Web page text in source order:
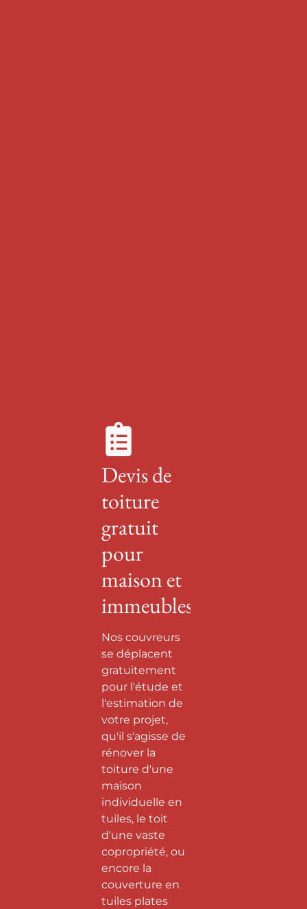
Devis de
toiture
gratuit
pour
maison et
immeubles
Nos couvreurs
se déplacent
gratuitement
pour l'étude et
l'estimation de
votre projet,
qu'il s'agisse de
rénover la
toiture d'une
maison
individuelle en
tuiles, le toit
d'une vaste
copropriété, ou
encore la
couverture en
tuiles plates